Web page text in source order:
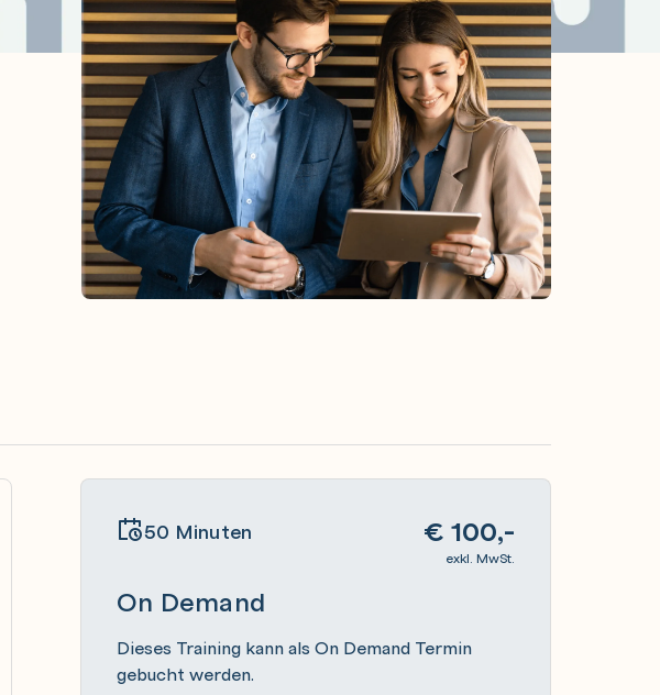
50 Minuten € 100,-
exkl. MwSt.
On Demand
Dieses Training kann als On Demand Termin
gebucht werden.